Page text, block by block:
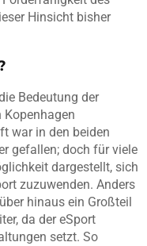
Hinsicht bisher
Bedeutung der
Kopenhagen
war in den beiden
gefallen; doch für viele
dargestellt, sich
zuzuwenden. Anders
hinaus ein Großteil
da der eSport
setzt. So